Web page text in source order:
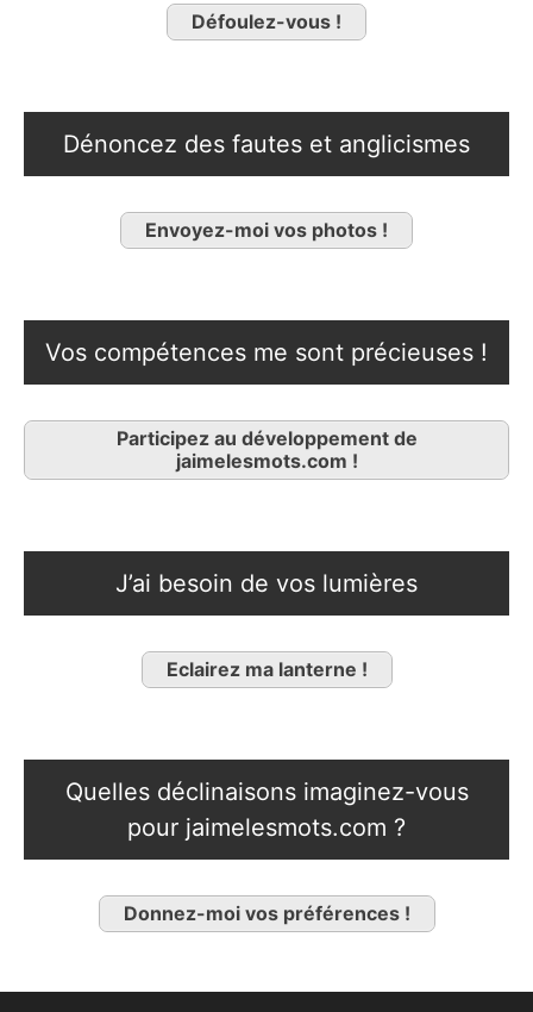
Défoulez-vous !
Dénoncez des fautes et anglicismes
Envoyez-moi vos photos !
Vos compétences me sont précieuses !
Participez au développement de
jaimelesmots.com !
J’ai besoin de vos lumières
Eclairez ma lanterne !
Quelles déclinaisons imaginez-vous
pour jaimelesmots.com ?
Donnez-moi vos préférences !